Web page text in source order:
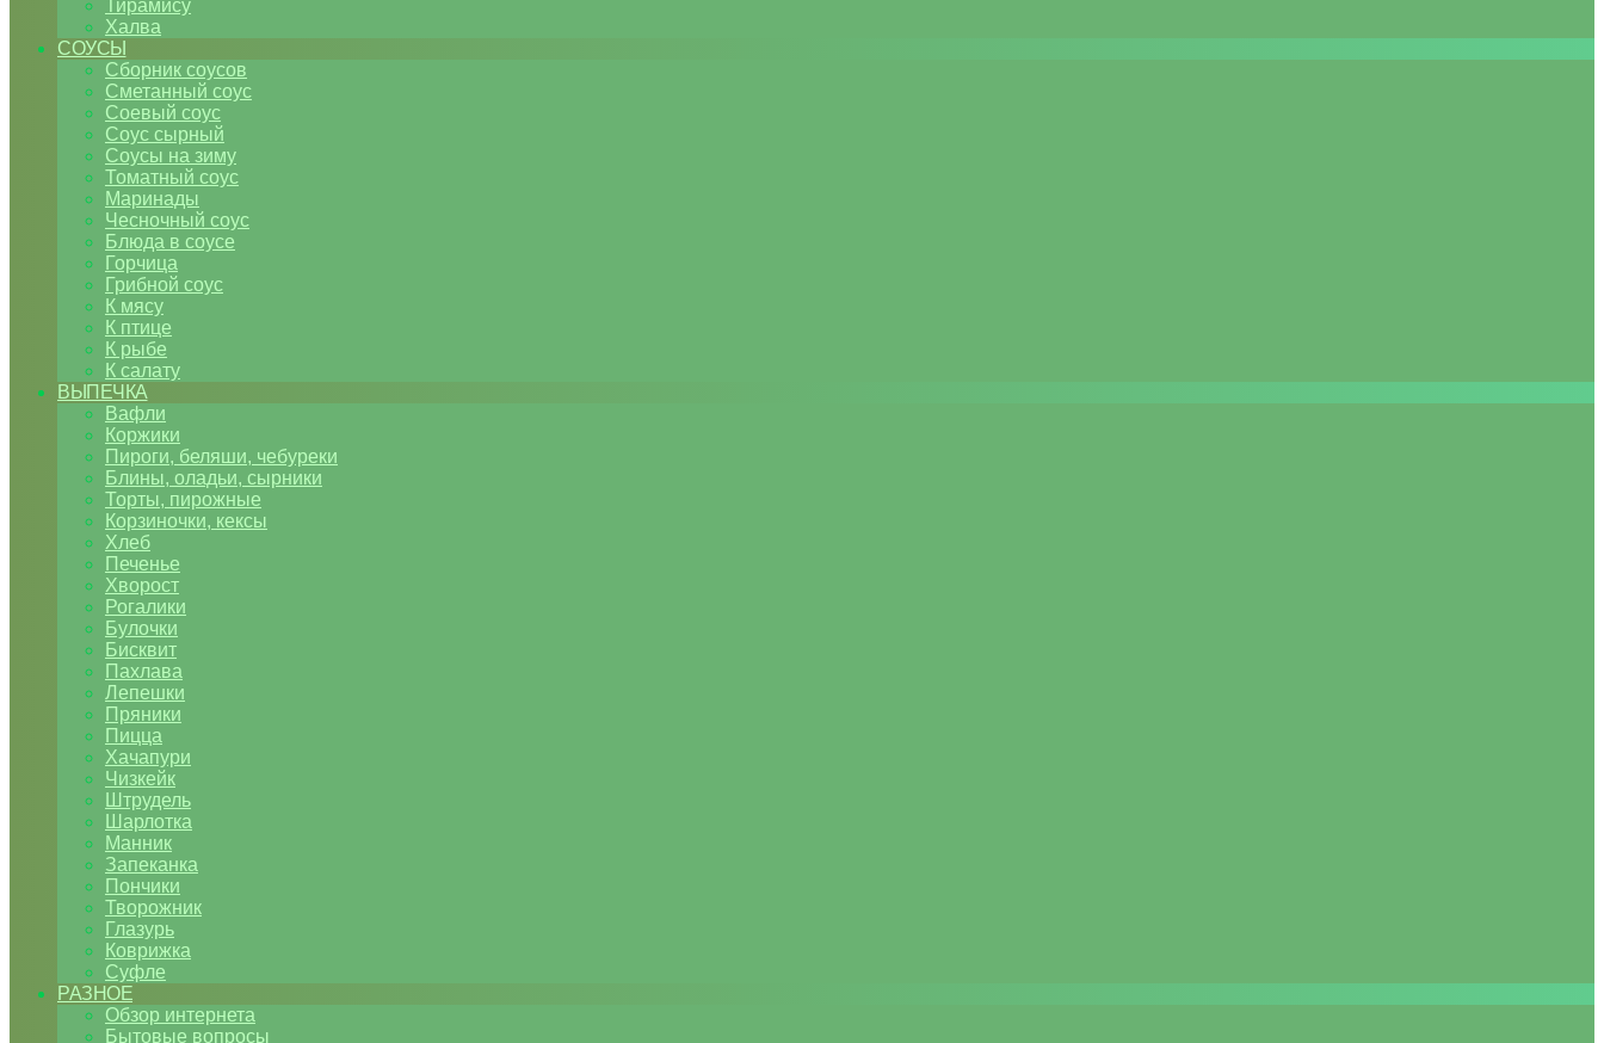
Тирамису
Халва
СОУСЫ
Сборник соусов
Сметанный соус
Соевый соус
Соус сырный
Соусы на зиму
Томатный соус
Маринады
Чесночный соус
Блюда в соусе
Горчица
Грибной соус
К мясу
К птице
К рыбе
К салату
ВЫПЕЧКА
Вафли
Коржики
Пироги, беляши, чебуреки
Блины, оладьи, сырники
Торты, пирожные
Корзиночки, кексы
Хлеб
Печенье
Хворост
Рогалики
Булочки
Бисквит
Пахлава
Лепешки
Пряники
Пицца
Хачапури
Чизкейк
Штрудель
Шарлотка
Манник
Запеканка
Пончики
Творожник
Глазурь
Коврижка
Суфле
РАЗНОЕ
Обзор интернета
Бытовые вопросы